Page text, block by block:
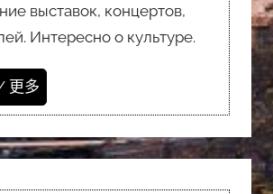
выставок, концертов,
Интересно о культуре.
更多